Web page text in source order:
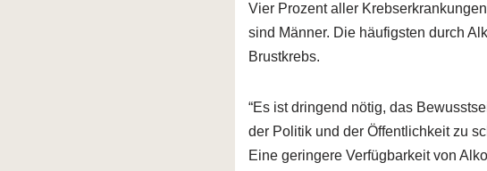
Vier Prozent aller
sind Männer. Die häufigsten durch
Brustkrebs.
“Es ist dringend nötig, das
der Politik und der Öffentlichkeit zu
Eine geringere Verfügbarkeit von